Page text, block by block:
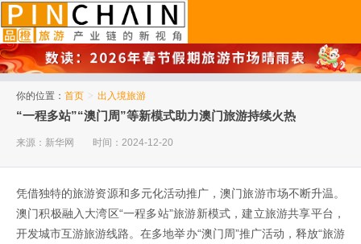
你的位置： 首页 > 出入境旅游
“一程多站”“澳门周”等新模式助力澳门旅游持续火热
来源：新华网 时间：2024-12-20
凭借独特的旅游资源和多元化活动推广，澳门旅游市场不断升温。
澳门积极融入大湾区“一程多站”旅游新模式，建立旅游共享平台，
开发城市互游旅游线路。在多地举办“澳门周”推广活动，释放“旅游